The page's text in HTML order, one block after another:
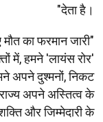
देता है।"
का फरमान जारी
में, हमने 'लायंस रोर'
अपने दुश्मनों, निकट
अपने अस्तित्व के
और जिम्मेदारी के